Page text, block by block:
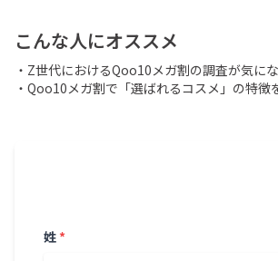
こんな人にオススメ
・Z世代におけるQoo10メガ割の調査が気に
・Qoo10メガ割で「選ばれるコスメ」の特徴
姓 *